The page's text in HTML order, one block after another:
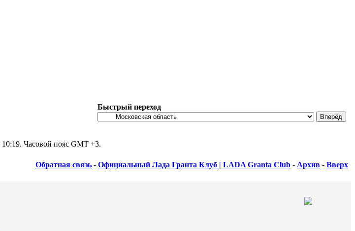
Быстрый переход
10:19. Часовой пояс GMT +3.
Обратная связь - Официальный Лада Гранта Клуб | LADA Granta Club - Архив - Вверх